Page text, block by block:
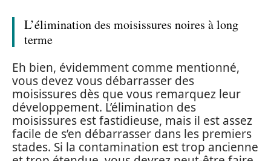
L’élimination des moisissures noires à long
terme
Eh bien, évidemment comme mentionné,
vous devez vous débarrasser des
moisissures dès que vous remarquez leur
développement. L’élimination des
moisissures est fastidieuse, mais il est assez
facile de s’en débarrasser dans les premiers
stades. Si la contamination est trop ancienne